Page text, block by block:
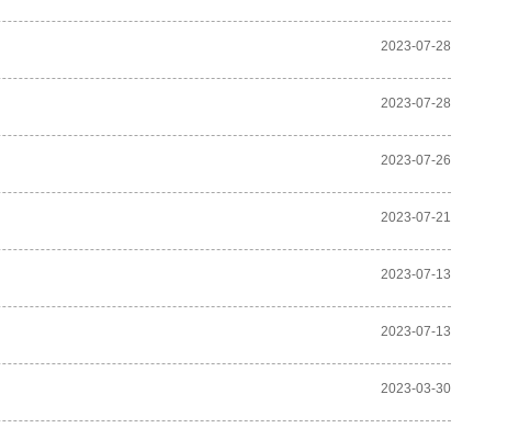
2023-07-28
2023-07-28
2023-07-26
2023-07-21
2023-07-13
2023-07-13
2023-03-30